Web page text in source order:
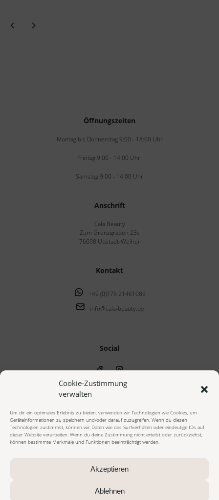
Cookie-Zustimmung
verwalten
Um dir ein optimales Erlebnis zu bieten, verwenden wir Technologien wie Cookies, um
Geräteinformationen zu speichern und/oder darauf zuzugreifen. Wenn du diesen
Technologien zustimmst, können wir Daten wie das Surfverhalten oder eindeutige IDs auf
dieser Website verarbeiten. Wenn du deine Zustimmung nicht erteilst oder zurückziehst,
können bestimmte Merkmale und Funktionen beeinträchtigt werden.
Akzeptieren
Ablehnen
Öffnungszeiten
Montag bis Donnerstag 9:00 - 18:00 Uhr
Freitag 9:00 - 14:00 Uhr
Samstag 9:00 - 14:00 Uhr
Anschrift
Cala Beauty
Zum Grenzgraben 23c
76698 Ubstadt-Weiher
Kontakt
+49 (0)176 21461089
info@cala-beauty.de
Social
© 2023 cala beauty - Alle Rechte vorbehalten